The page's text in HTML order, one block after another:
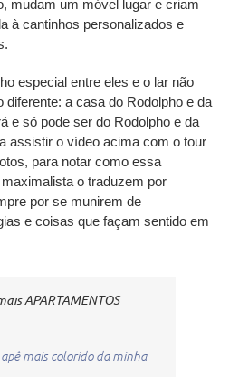
mudam um móvel lugar e criam
à cantinhos personalizados e
especial entre eles e o lar não
diferente: a casa do Rodolpho e da
e só pode ser do Rodolpho e da
assistir o vídeo acima com o tour
para notar como essa
o traduzem por
por se munirem de
e coisas que façam sentido em
APARTAMENTOS
apê mais colorido da minha